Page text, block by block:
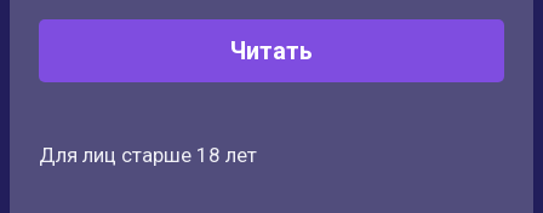
Читать
Для лиц старше 18 лет